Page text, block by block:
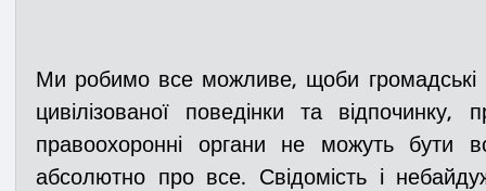
Ми робимо все можливе, щоби громадські
цивілізованої поведінки та
правоохоронні органи не можуть бути
абсолютно про все. Свідомість і